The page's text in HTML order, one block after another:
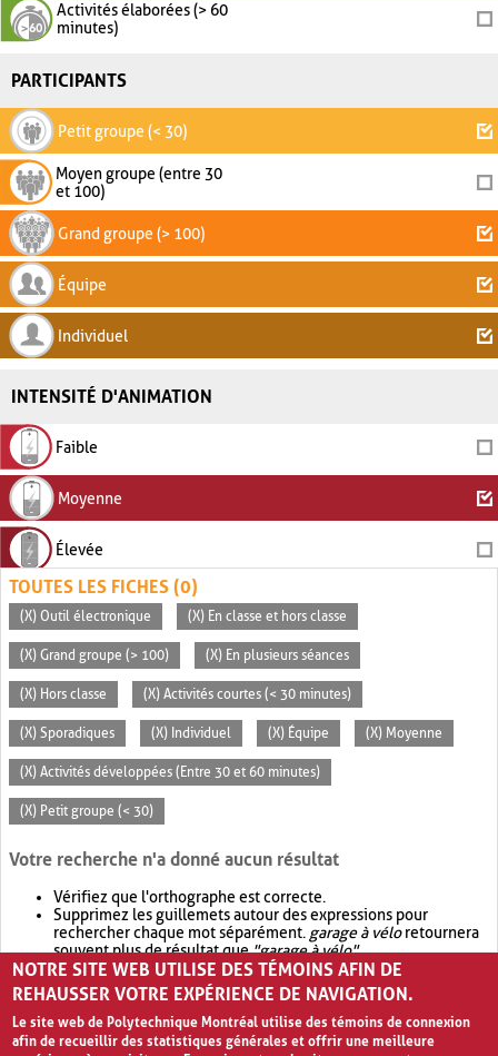
Activités élaborées (> 60
minutes)
PARTICIPANTS
Petit groupe (< 30)
Moyen groupe (entre 30
et 100)
Grand groupe (> 100)
Équipe
Individuel
INTENSITÉ D'ANIMATION
Faible
Moyenne
Élevée
TOUTES LES FICHES (0)
(X) Outil électronique (X) En classe et hors classe
(X) Grand groupe (> 100) (X) En plusieurs séances
(X) Hors classe (X) Activités courtes (< 30 minutes)
(X) Sporadiques (X) Individuel (X) Équipe (X) Moyenne
(X) Activités développées (Entre 30 et 60 minutes)
(X) Petit groupe (< 30)
Votre recherche n'a donné aucun résultat
Vérifiez que l'orthographe est correcte.
Supprimez les guillemets autour des expressions pour
rechercher chaque mot séparément. garage à véloretournera
souvent plus de résultat que"garage à vélo".
Envisagez d'élargir votre recherche avec OR.garage OR vélo
retournera souvent plus de résultat quegarage à vélo
NOTRE SITE WEB UTILISE DES TÉMOINS AFIN DE
REHAUSSER VOTRE EXPÉRIENCE DE NAVIGATION.
Le site web de Polytechnique Montréal utilise des témoins de connexion
afin de recueillir des statistiques générales et offrir une meilleure